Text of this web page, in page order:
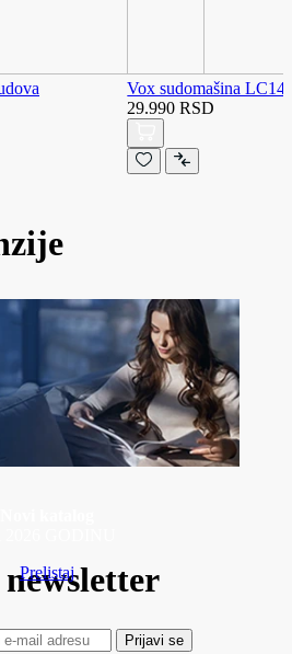
Vox sudomašina
29.990 RSD
Prelistaj
Prijavi se